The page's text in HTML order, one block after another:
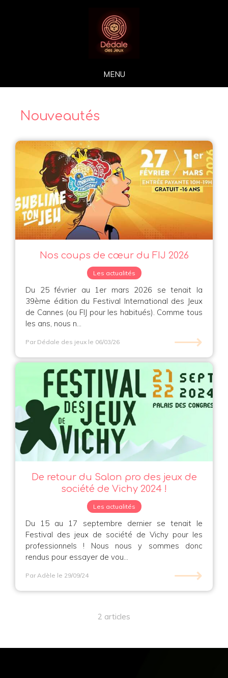
MENU
Nouveautés
Nos coups de cœur du FIJ 2026
Les actualités
Du 25 février au 1er mars 2026 se tenait la
39ème édition du Festival International des Jeux
de Cannes (ou FIJ pour les habitués). Comme tous
les ans, nous n...
Par Dédale des jeux le 06/03/26 ⟶
De retour du Salon pro des jeux de
société de Vichy 2024 !
Les actualités
Du 15 au 17 septembre dernier se tenait le
Festival des jeux de société de Vichy pour les
professionnels ! Nous nous y sommes donc
rendus pour essayer de vou...
Par Adèle le 29/09/24 ⟶
2 articles